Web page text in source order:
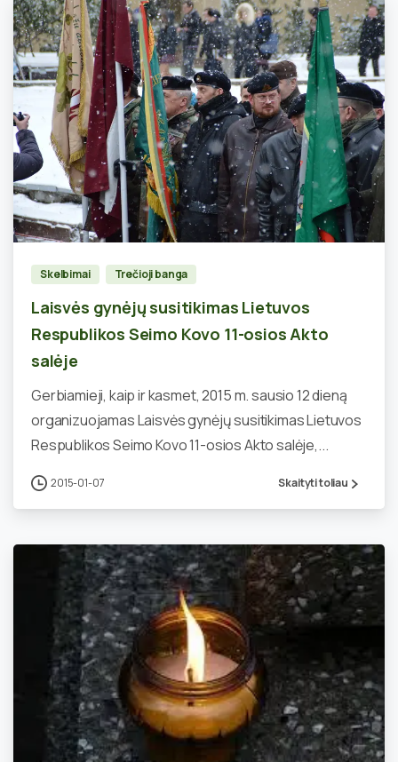
0
Skelbimai Trečioji banga
Laisvės gynėjų susitikimas Lietuvos
Respublikos Seimo Kovo 11-osios Akto
salėje
Gerbiamieji, kaip ir kasmet, 2015 m. sausio 12 dieną
organizuojamas Laisvės gynėjų susitikimas Lietuvos
Respublikos Seimo Kovo 11-osios Akto salėje,...
2015-01-07 Skaityti toliau